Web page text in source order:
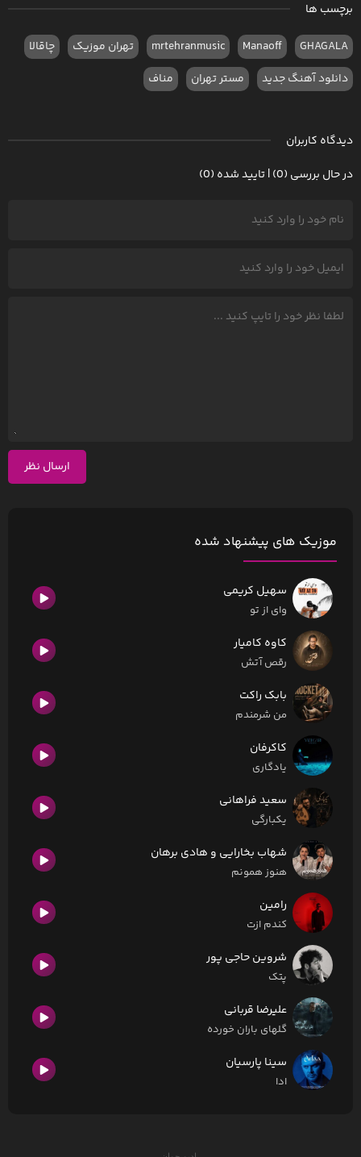
برچسب ها
GHAGALA
Manaoff
mrtehranmusic تهران موزیک
چاقالا
دانلود آهنگ جدید
مستر تهران مناف
دیدگاه کاربران
در حال بررسی (0) | تایید شده (0)
ارسال نظر
موزیک های پیشنهاد شده
سهیل کریمی
وای از تو
کاوه کامیار
رقص آتش
بابک راکت
من شرمندم
کاکرفان
یادگاری
سعید فراهانی
یکبارگی
شهاب بخارایی و هادی برهان
هنوز همونم
رامین
کندم ازت
شروین حاجی پور
پتک
علیرضا قربانی
گلهای باران خورده
سینا پارسیان
ادا